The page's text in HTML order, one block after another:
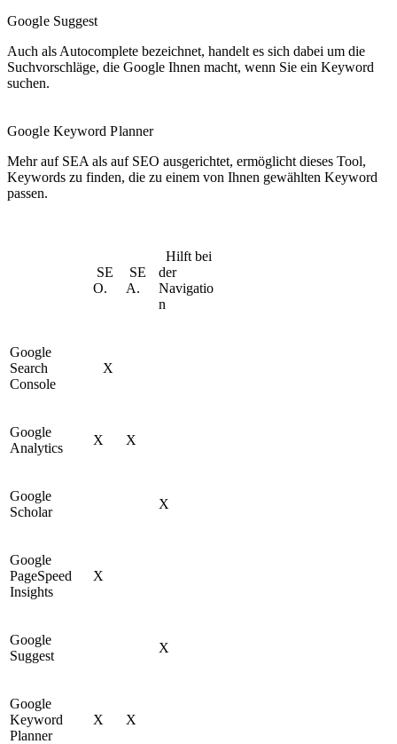
Google Suggest
Auch als Autocomplete bezeichnet, handelt es sich dabei um die
Suchvorschläge, die Google Ihnen macht, wenn Sie ein Keyword
suchen.
Google Keyword Planner
Mehr auf SEA als auf SEO ausgerichtet, ermöglicht dieses Tool,
Keywords zu finden, die zu einem von Ihnen gewählten Keyword
passen.
SE
O.
SE
A.
Hilft bei
der
Navigatio
n
Google
Search
Console
X
Google
Analytics
X X
Google
Scholar
X
Google
PageSpeed
Insights
X
Google
Suggest
X
Google
Keyword
Planner
X X